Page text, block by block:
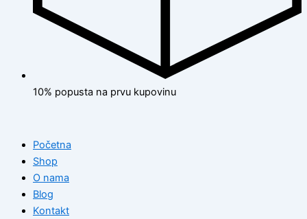
10% popusta na prvu kupovinu
Početna
Shop
O nama
Blog
Kontakt